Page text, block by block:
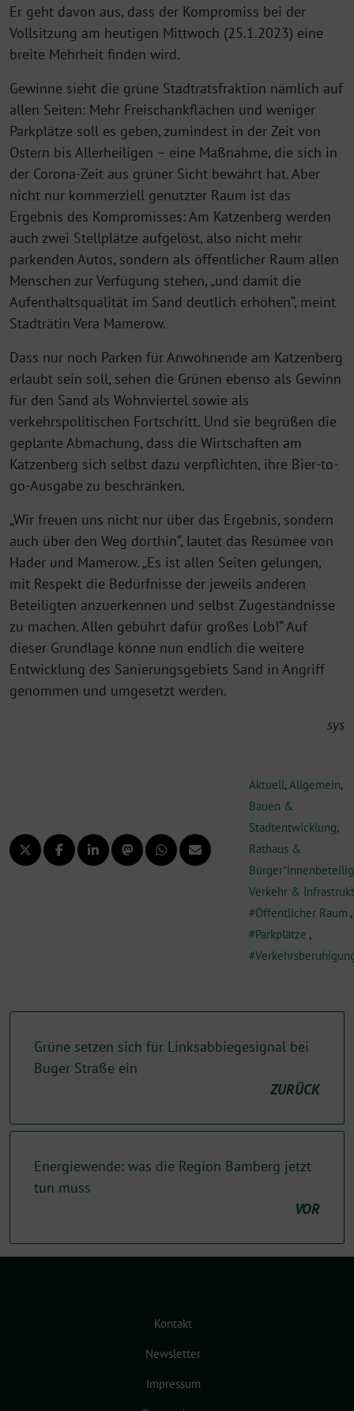
Er geht davon aus, dass der Kompromiss bei der
Vollsitzung am heutigen Mittwoch (25.1.2023) eine
breite Mehrheit finden wird.
Gewinne sieht die grüne Stadtratsfraktion nämlich auf
allen Seiten: Mehr Freischankflächen und weniger
Parkplätze soll es geben, zumindest in der Zeit von
Ostern bis Allerheiligen – eine Maßnahme, die sich in
der Corona-Zeit aus grüner Sicht bewährt hat. Aber
nicht nur kommerziell genutzter Raum ist das
Ergebnis des Kompromisses: Am Katzenberg werden
auch zwei Stellplätze aufgelöst, also nicht mehr
parkenden Autos, sondern als öffentlicher Raum allen
Menschen zur Verfügung stehen, „und damit die
Aufenthaltsqualität im Sand deutlich erhöhen“, meint
Stadträtin Vera Mamerow.
Dass nur noch Parken für Anwohnende am Katzenberg
erlaubt sein soll, sehen die Grünen ebenso als Gewinn
für den Sand als Wohnviertel sowie als
verkehrspolitischen Fortschritt. Und sie begrüßen die
geplante Abmachung, dass die Wirtschaften am
Katzenberg sich selbst dazu verpflichten, ihre Bier-to-
go-Ausgabe zu beschränken.
„Wir freuen uns nicht nur über das Ergebnis, sondern
auch über den Weg dorthin“, lautet das Resümee von
Hader und Mamerow. „Es ist allen Seiten gelungen,
mit Respekt die Bedürfnisse der jeweils anderen
Beteiligten anzuerkennen und selbst Zugeständnisse
zu machen. Allen gebührt dafür großes Lob!“ Auf
dieser Grundlage könne nun endlich die weitere
Entwicklung des Sanierungsgebiets Sand in Angriff
genommen und umgesetzt werden.
sys
Aktuell,Allgemein,
Bauen &
Stadtentwicklung,
Rathaus &
Verkehr &
Öffentlicher Raum ,
Parkplätze ,
Grüne setzen sich für Linksabbiegesignal bei
Buger Straße ein
ZURÜCK
Energiewende: was die Region Bamberg jetzt
tun muss
VOR
Kontakt
Newsletter
Impressum